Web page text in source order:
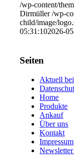
/wp-content/
Dirmüller /wp-
child/image/
05:31:102026-
Seiten
Aktuell
Home
Produkte
Ankauf
Über uns
Kontakt
Impressum